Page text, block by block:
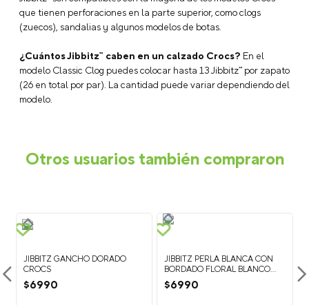
que tienen perforaciones en la parte superior, como clogs
(zuecos), sandalias y algunos modelos de botas.
¿Cuántos Jibbitz™ caben en un calzado Crocs? En el
modelo Classic Clog puedes colocar hasta 13 Jibbitz™ por zapato
(26 en total por par). La cantidad puede variar dependiendo del
modelo.
Otros usuarios también compraron
JIBBITZ GANCHO DORADO
CROCS
$6990
JIBBITZ PERLA BLANCA CON
BORDADO FLORAL BLANCO
CROCS
$6990